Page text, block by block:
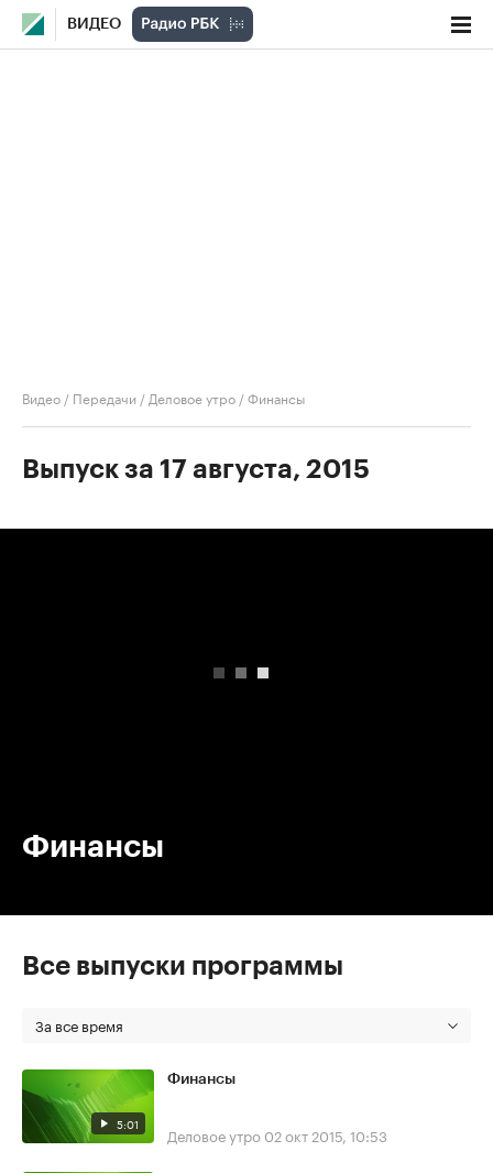
ВИДЕО
Видео / Передачи / Деловое утро /Финансы
Выпуск за 17 августа, 2015
Финансы
Все выпуски программы
За все время
5:01
Финансы
Деловое утро 02 окт 2015, 10:53